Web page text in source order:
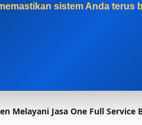
sistem Anda
Melayani Jasa One Full Service